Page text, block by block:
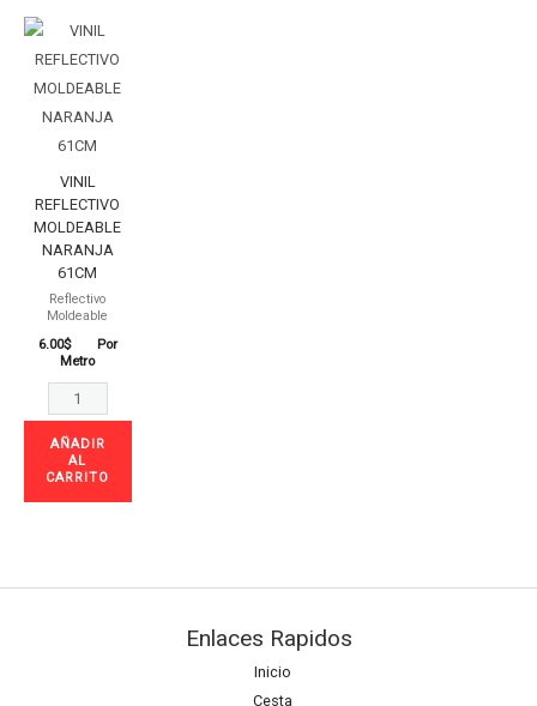
VINIL
REFLECTIVO
MOLDEABLE
NARANJA
61CM
Reflectivo
Moldeable
6.00$
Por
Metro
VINIL
REFLECTIVO
MOLDEABLE
NARANJA
61CM
cantidad
AÑADIR
AL
CARRITO
Enlaces Rapidos
Inicio
Cesta